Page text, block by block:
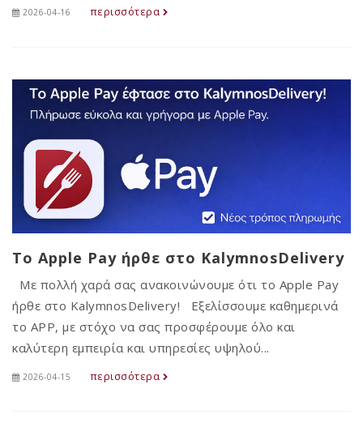
2026-04-16 περισσότερα
Το Apple Pay ήρθε στο KalymnosDelivery
Με πολλή χαρά σας ανακοινώνουμε ότι το Apple Pay
ήρθε στο KalymnosDelivery! Εξελίσσουμε καθημερινά
το APP, με στόχο να σας προσφέρουμε όλο και
καλύτερη εμπειρία και υπηρεσίες υψηλού...
2026-04-15 περισσότερα